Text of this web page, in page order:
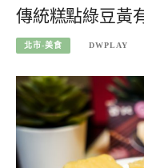
傳統糕點綠豆黃
北市-美食 DWPLAY